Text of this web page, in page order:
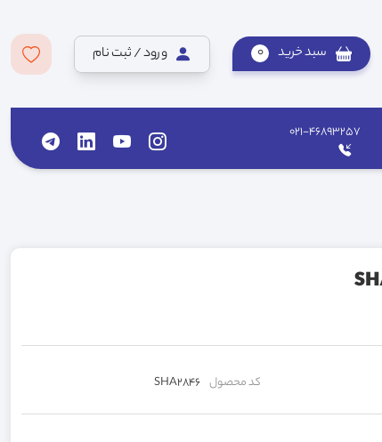
سبد خرید 0 ورود / ثبت نام
021-46893257
کد محصول SHA2846